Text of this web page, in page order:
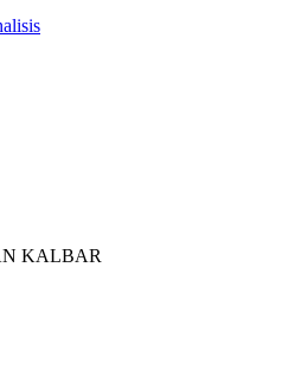
KALBAR